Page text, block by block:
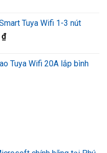
Tuya Wifi 1-3 nút
₫
Tuya Wifi 20A lắp bình